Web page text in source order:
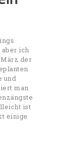
aber ich
der
und
man
ist
einige